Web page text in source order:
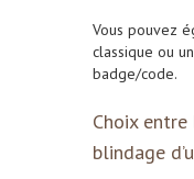
Vous pouvez
classique ou
badge/code.
Choix
blindage